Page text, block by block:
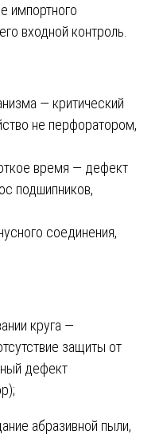
импортного
входной контроль.
— критический
не перфоратором,
время — дефект
подшипников,
соединения,
круга —
защиты от
дефект
абразивной пыли,